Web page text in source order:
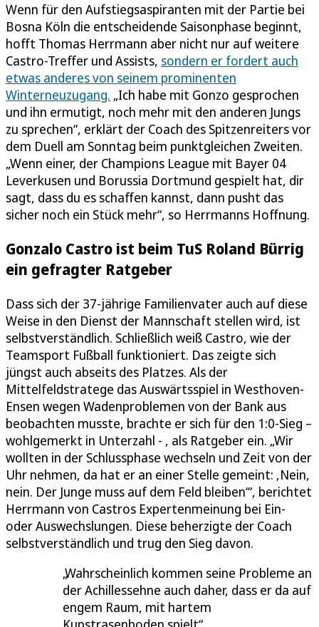
Wenn für den Aufstiegsaspiranten mit der Partie bei
Bosna Köln die entscheidende Saisonphase beginnt,
hofft Thomas Herrmann aber nicht nur auf weitere
Castro-Treffer und Assists, sondern er fordert auch
etwas anderes von seinem prominenten
Winterneuzugang. „Ich habe mit Gonzo gesprochen
und ihn ermutigt, noch mehr mit den anderen Jungs
zu sprechen“, erklärt der Coach des Spitzenreiters vor
dem Duell am Sonntag beim punktgleichen Zweiten.
„Wenn einer, der Champions League mit Bayer 04
Leverkusen und Borussia Dortmund gespielt hat, dir
sagt, dass du es schaffen kannst, dann pusht das
sicher noch ein Stück mehr“, so Herrmanns Hoffnung.
Gonzalo Castro ist beim TuS Roland Bürrig
ein gefragter Ratgeber
Dass sich der 37-jährige Familienvater auch auf diese
Weise in den Dienst der Mannschaft stellen wird, ist
selbstverständlich. Schließlich weiß Castro, wie der
Teamsport Fußball funktioniert. Das zeigte sich
jüngst auch abseits des Platzes. Als der
Mittelfeldstratege das Auswärtsspiel in Westhoven-
Ensen wegen Wadenproblemen von der Bank aus
beobachten musste, brachte er sich für den 1:0-Sieg –
wohlgemerkt in Unterzahl - , als Ratgeber ein. „Wir
wollten in der Schlussphase wechseln und Zeit von der
Uhr nehmen, da hat er an einer Stelle gemeint: ‚Nein,
nein. Der Junge muss auf dem Feld bleiben‘“, berichtet
Herrmann von Castros Expertenmeinung bei Ein-
oder Auswechslungen. Diese beherzigte der Coach
selbstverständlich und trug den Sieg davon.
Wahrscheinlich kommen seine Probleme an
der Achillessehne auch daher, dass er da auf
engem Raum, mit hartem